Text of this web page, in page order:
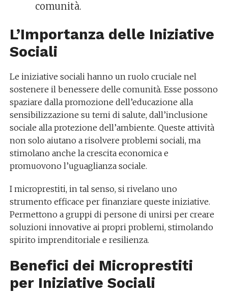
comunità.
L’Importanza delle Iniziative
Sociali
Le iniziative sociali hanno un ruolo cruciale nel
sostenere il benessere delle comunità. Esse possono
spaziare dalla promozione dell’educazione alla
sensibilizzazione su temi di salute, dall’inclusione
sociale alla protezione dell’ambiente. Queste attività
non solo aiutano a risolvere problemi sociali, ma
stimolano anche la crescita economica e
promuovono l’uguaglianza sociale.
I microprestiti, in tal senso, si rivelano uno
strumento efficace per finanziare queste iniziative.
Permettono a gruppi di persone di unirsi per creare
soluzioni innovative ai propri problemi, stimolando
spirito imprenditoriale e resilienza.
Benefici dei Microprestiti
per Iniziative Sociali